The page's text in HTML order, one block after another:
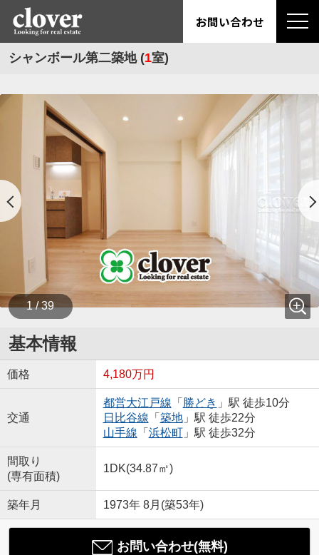
お問い合わせ
シャンボール第二築地 (1室)
1 / 39
基本情報
価格 4,180万円
交通
都営大江戸線 「 勝どき 」駅 徒歩10分
日比谷線 「 築地」駅 徒歩22分
山手線 「 浜松町」駅 徒歩32分
間取り
(専有面積)
1DK(34.87㎡)
築年月 1973年 8月(築53年)
お問い合わせ(無料)